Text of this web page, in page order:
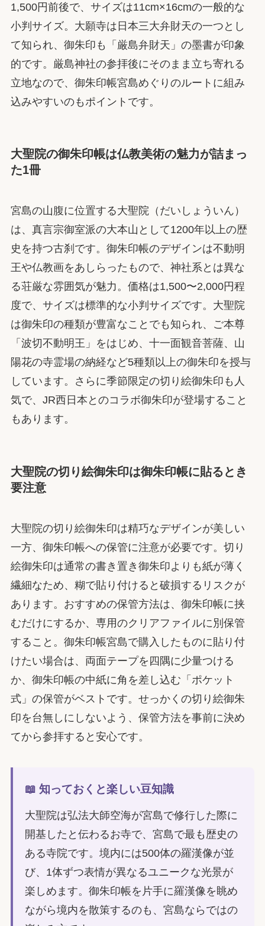
1,500円前後で、サイズは11cm×16cmの一般的な
小判サイズ。大願寺は日本三大弁財天の一つとし
て知られ、御朱印も「厳島弁財天」の墨書が印象
的です。厳島神社の参拝後にそのまま立ち寄れる
立地なので、御朱印帳宮島めぐりのルートに組み
込みやすいのもポイントです。
大聖院の御朱印帳は仏教美術の魅力が詰まっ
た1冊
宮島の山腹に位置する大聖院（だいしょういん）
は、真言宗御室派の大本山として1200年以上の歴
史を持つ古刹です。御朱印帳のデザインは不動明
王や仏教画をあしらったもので、神社系とは異な
る荘厳な雰囲気が魅力。価格は1,500〜2,000円程
度で、サイズは標準的な小判サイズです。大聖院
は御朱印の種類が豊富なことでも知られ、ご本尊
「波切不動明王」をはじめ、十一面観音菩薩、山
陽花の寺霊場の納経など5種類以上の御朱印を授与
しています。さらに季節限定の切り絵御朱印も人
気で、JR西日本とのコラボ御朱印が登場すること
もあります。
大聖院の切り絵御朱印は御朱印帳に貼るとき
要注意
大聖院の切り絵御朱印は精巧なデザインが美しい
一方、御朱印帳への保管に注意が必要です。切り
絵御朱印は通常の書き置き御朱印よりも紙が薄く
繊細なため、糊で貼り付けると破損するリスクが
あります。おすすめの保管方法は、御朱印帳に挟
むだけにするか、専用のクリアファイルに別保管
すること。御朱印帳宮島で購入したものに貼り付
けたい場合は、両面テープを四隅に少量つける
か、御朱印帳の中紙に角を差し込む「ポケット
式」の保管がベストです。せっかくの切り絵御朱
印を台無しにしないよう、保管方法を事前に決め
てから参拝すると安心です。
📖 知っておくと楽しい豆知識
大聖院は弘法大師空海が宮島で修行した際に
開基したと伝わるお寺で、宮島で最も歴史の
ある寺院です。境内には500体の羅漢像が並
び、1体ずつ表情が異なるユニークな光景が
楽しめます。御朱印帳を片手に羅漢像を眺め
ながら境内を散策するのも、宮島ならではの